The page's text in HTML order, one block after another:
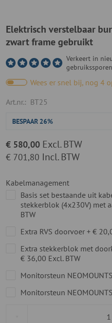
Elektrisch verstelbaar
zwart frame gebruikt
Verkeert in
gebruikssporen
Wees er snel bij, nog 4
Art.nr.: BT25
BESPAAR 26%
€ 701,80 Incl. BTW
€ 580,00 Excl. BTW
Kabelmanagement
Basis set bestaande uit
stekkerblok (4x230V) met
BTW
Extra RVS doorvoer + €
Extra stekkerblok met
€ 36,00 Excl. BTW
Monitorsteun NEOMOUNTS
Monitorsteun NEOMOUNTS